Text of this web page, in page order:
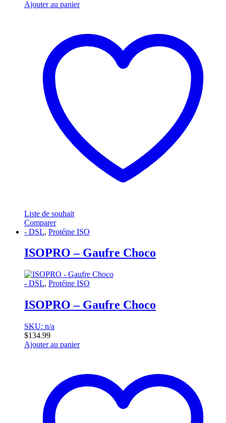
Ajouter au panier
Liste de souhait
Comparer
- DSL, Protéine ISO
ISOPRO – Gaufre Choco
- DSL, Protéine ISO
ISOPRO – Gaufre Choco
SKU: n/a
$134.99
Ajouter au panier